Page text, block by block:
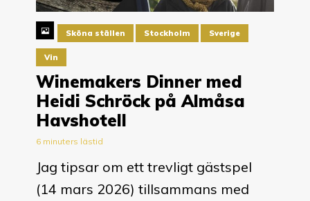
Sköna ställen Stockholm Sverige
Vin
Winemakers Dinner med
Heidi Schröck på Almåsa
Havshotell
6 minuters lästid
Jag tipsar om ett trevligt gästspel
(14 mars 2026) tillsammans med